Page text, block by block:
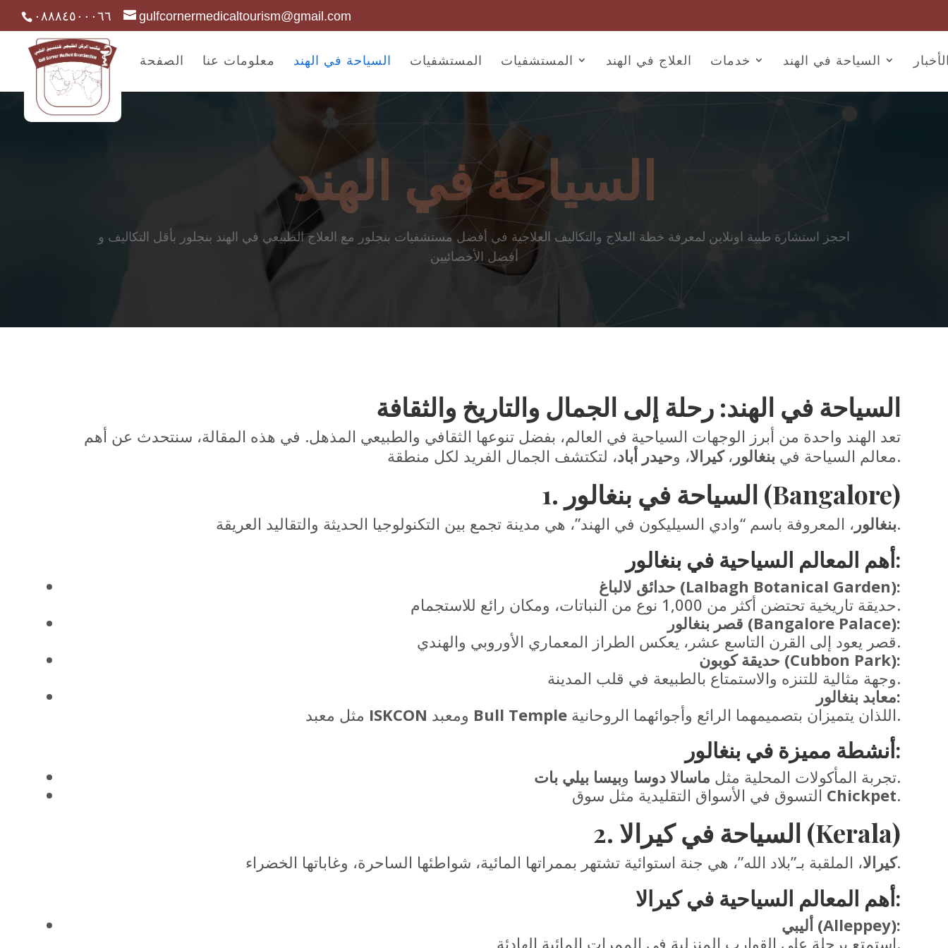
٠٨٨٨٤٥٠٠٠٦٦ gulfcornermedicaltourism@gmail.com
الصفحة معلومات عنا السياحة في الهند المستشفيات المستشفيات العلاج في الهند خدمات السياحة في الهند
السياحة في الهند
احجز استشارة طبية اونلاين لمعرفة خطة العلاج والتكاليف العلاجية في أفضل مستشفيات بنجلور مع العلاج الطبيعي في الهند بنجلور بأقل التكاليف و
أفضل الأخصائيين
السياحة في الهند: رحلة إلى الجمال والتاريخ والثقافة
تعد الهند واحدة من أبرز الوجهات السياحية في العالم، بفضل تنوعها الثقافي والطبيعي المذهل. في هذه المقالة، سنتحدث عن أهم
معالم السياحة في بنغالور ،كيرالا، وحيدر أباد ، لتكتشف الجمال الفريد لكل منطقة.
1. السياحة في بنغالور (Bangalore)
بنغالور، المعروفة باسم “وادي السيليكون في الهند”، هي مدينة تجمع بين التكنولوجيا الحديثة والتقاليد العريقة.
أهم المعالم السياحية في بنغالور:
حدائق لالباغ (Lalbagh Botanical Garden):
حديقة تاريخية تحتضن أكثر من 1,000 نوع من النباتات، ومكان رائع للاستجمام.
قصر بنغالور (Bangalore Palace):
قصر يعود إلى القرن التاسع عشر، يعكس الطراز المعماري الأوروبي والهندي.
حديقة كوبون (Cubbon Park):
وجهة مثالية للتنزه والاستمتاع بالطبيعة في قلب المدينة.
معابد بنغالور:
ISKCON Bull Temple اللذان يتميزان بتصميمهما الرائع وأجوائهما الروحانية.
أنشطة مميزة في بنغالور:
تجربة المأكولات المحلية مثل ماسالا دوسا وبيسا بيلي بات
.
Chickpet.
2. السياحة في كيرالا (Kerala)
كيرالا، الملقبة بـ”بلاد الله”، هي جنة استوائية تشتهر بممراتها المائية، شواطئها الساحرة، وغاباتها الخضراء.
أهم المعالم السياحية في كيرالا:
أليبي (Alleppey):
استمتع برحلة على القوارب المنزلية في الممرات المائية الهادئة.